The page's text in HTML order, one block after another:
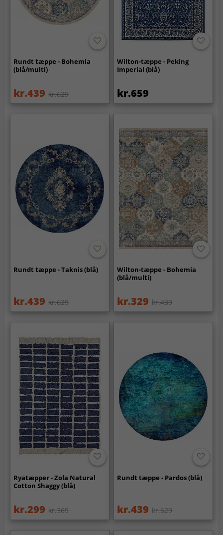
Rundt tæppe - Bohemia
(blå/multi)
kr.439 kr.629
Wilton-tæppe - Peking
Imperial (blå)
kr.659
Rundt tæppe - Taknis (blå)
kr.439 kr.629
Wilton-tæppe - Bohemia
(blå/multi)
kr.329 kr.439
Ryatæpper - Zola Natural
Cotton Shaggy (blå)
kr.299 kr.369
Rundt tæppe - Pardos (blå)
kr.439 kr.629